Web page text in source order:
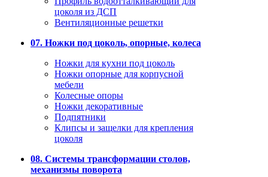
цоколя из ДСП
Вентиляционные решетки
07. Ножки под цоколь, опорные, колеса
Ножки для кухни под цоколь
Ножки опорные для корпусной
мебели
Колесные опоры
Ножки декоративные
Подпятники
Клипсы и защелки для крепления
цоколя
08. Системы трансформации столов,
механизмы поворота